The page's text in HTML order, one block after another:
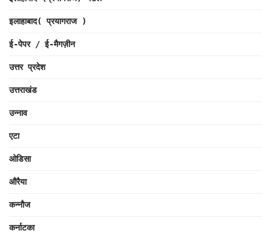
इलाहाबाद( प्रयागराज )
ई-पेपर / ई-मैगज़ीन
उत्तर प्रदेश
उत्तराखंड
उन्नाव
एटा
ओडिसा
औरैया
कन्नौज
कर्नाटका